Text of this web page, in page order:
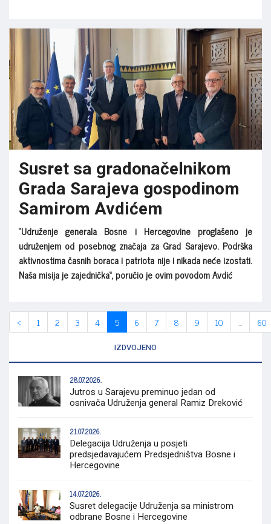
Susret sa gradonačelnikom
Grada Sarajeva gospodinom
Samirom Avdićem
“Udruženje generala Bosne i Hercegovine proglašeno je
udruženjem od posebnog značaja za Grad Sarajevo. Podrška
aktivnostima časnih boraca i patriota nije i nikada neće izostati.
Naša misija je zajednička“, poručio je ovim povodom Avdić
‹ 1 2 3 4 5 6 7 8 9 10 ... 60
IZDVOJENO
28.07.2026.
Jutros u Sarajevu preminuo jedan od
osnivača Udruženja general Ramiz Dreković
21.07.2026.
Delegacija Udruženja u posjeti
predsjedavajućem Predsjedništva Bosne i
Hercegovine
14.07.2026.
Susret delegacije Udruženja sa ministrom
odbrane Bosne i Hercegovine